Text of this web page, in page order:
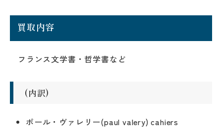
買取内容
フランス文学書・哲学書など
(内訳)
ポール・ヴァレリー(paul valery) cahiers